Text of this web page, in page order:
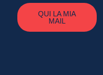
QUI LA MIA
MAIL